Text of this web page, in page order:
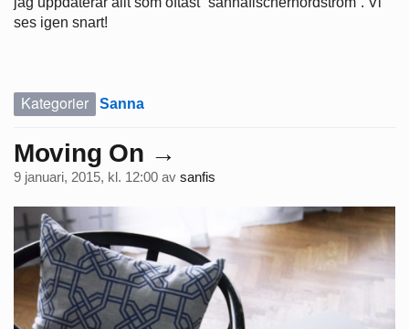
ses igen snart!
Kategorier Sanna
Moving On →
9 januari, 2015, kl. 12:00 av sanfis